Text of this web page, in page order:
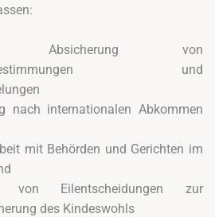
Absicherung von
und
nach internationalen Abkommen
mit Behörden und Gerichten im
von Eilentscheidungen zur
des Kindeswohls